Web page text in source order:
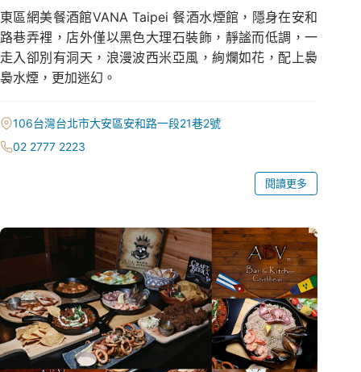
東區網美餐酒館VANA Taipei 餐酒水煙館，隱身在安和
路巷弄裡，店外僅以黑色大理石裝飾，靜謐而低調，一
走入卻別有洞天，浪漫波西米亞風，絢爛如花，配上裊
裊水煙，更加迷幻。
106台灣台北市大安區安和路一段21巷2號
02 2777 2223
閱讀更多